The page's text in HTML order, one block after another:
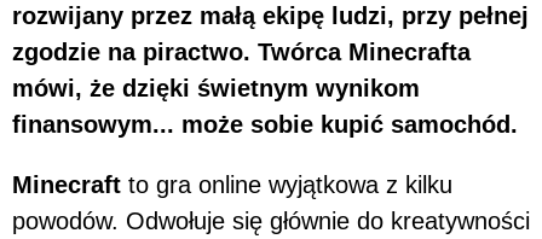
rozwijany przez małą ekipę ludzi, przy pełnej
zgodzie na piractwo. Twórca Minecrafta
mówi, że dzięki świetnym wynikom
finansowym... może sobie kupić samochód.
Minecraft to gra online wyjątkowa z kilku
powodów. Odwołuje się głównie do kreatywności